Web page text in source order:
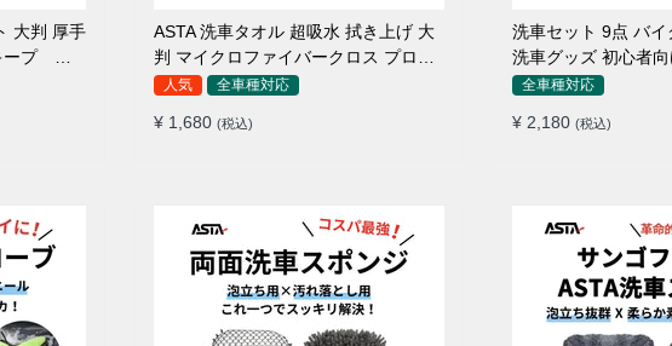
ープ 洗
ー 洗車
い分け
ASTA 洗車タオル 超吸水 拭き上げ 大
判 マイクロファイバークロス プロ仕
様 水拭き 窓拭き 洗車 業務用 タオル
洗車クロス
人気 全車種対応
¥ 1,680 (税込)
洗車セット 9点 バ
洗車グッズ 初心者
ポンジ タオル グロ
拭き・水拭き対応
全車種対応
¥ 2,180 (税込)